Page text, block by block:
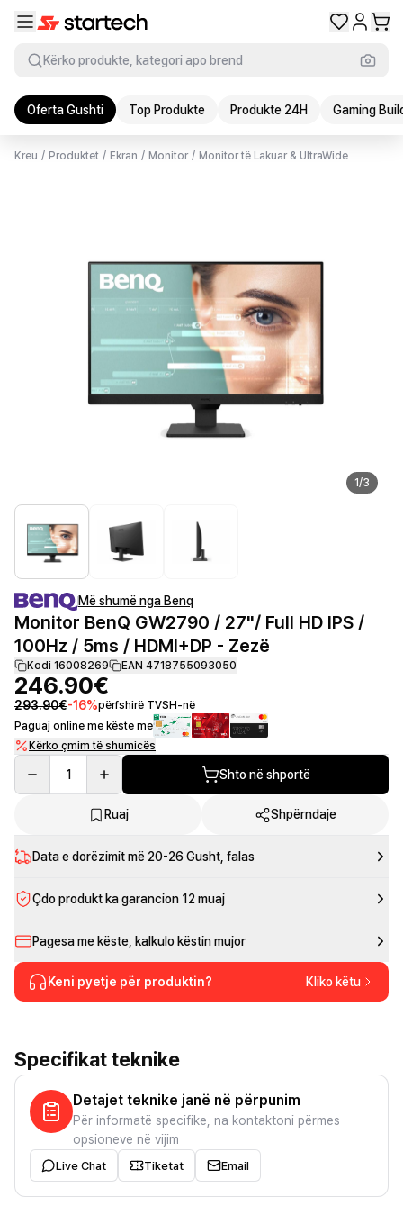
Kërko produkte, kategori apo brend
Oferta Gushti Top Produkte Produkte 24H Gaming
Kreu / Produktet / Ekran / Monitor / Monitor të Lakuar & UltraWide
1/3
Më shumë nga Benq
Monitor BenQ GW2790 / 27"/ Full HD IPS /
100Hz / 5ms / HDMI+DP - Zezë
Kodi 16008269 EAN 4718755093050
246.90€
293.90€-16%përfshirë TVSH-në
Paguaj online me këste me
Kërko çmim të shumicës
1 Shto në shportë
Ruaj Shpërndaje
Data e dorëzimit më 20-26 Gusht , falas
Çdo produkt ka garancion 12 muaj
Pagesa me këste, kalkulo këstin mujor
Keni pyetje për produktin? Kliko këtu
Specifikat teknike
Detajet teknike janë në përpunim
Për informatë specifike, na kontaktoni përmes
opsioneve në vijim
Live Chat Tiketat Email